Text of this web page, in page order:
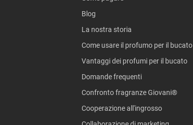
Blog
La nostra storia
Come usare il profumo per il bucato
Vantaggi dei profumi per il bucato
Domande frequenti
Confronto fragranze Giovani®
Cooperazione all'ingrosso